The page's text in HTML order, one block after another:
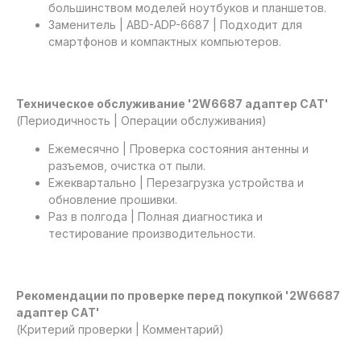
большинством моделей ноутбуков и планшетов.
Заменитель | ABD-ADP-6687 | Подходит для
смартфонов и компактных компьютеров.
Техническое обслуживание '2W6687 адаптер САТ'
(Периодичность | Операции обслуживания)
Ежемесячно | Проверка состояния антенны и
разъемов, очистка от пыли.
Ежеквартально | Перезагрузка устройства и
обновление прошивки.
Раз в полгода | Полная диагностика и
тестирование производительности.
Рекомендации по проверке перед покупкой '2W6687
адаптер САТ'
(Критерий проверки | Комментарий)